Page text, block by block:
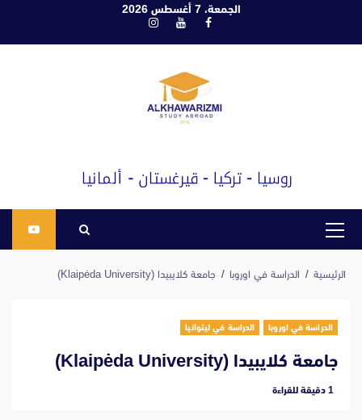
الجمعة، 7 أغسطس 2026
فيسبوكيوتيوبانستغرام
القائمة
الرئيسية الدراسة في اوروبا جامعة كلايبيدا (Klaipėda University)
الدراسة في اوروبا الدراسة في ليتوانيا
جامعة كلايبيدا (Klaipėda University)
‫1 دقيقة للقراءة